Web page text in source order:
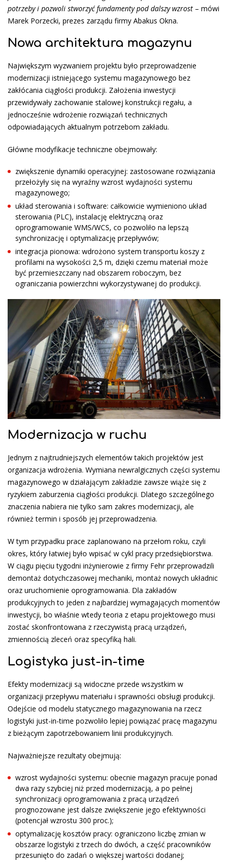
potrzeby i pozwoli stworzyć fundamenty pod dalszy wzrost – mówi
Marek Porzecki, prezes zarządu firmy Abakus Okna.
Nowa architektura magazynu
Największym wyzwaniem projektu było przeprowadzenie
modernizacji istniejącego systemu magazynowego bez
zakłócania ciągłości produkcji. Założenia inwestycji
przewidywały zachowanie stalowej konstrukcji regału, a
jednocześnie wdrożenie rozwiązań technicznych
odpowiadających aktualnym potrzebom zakładu.
Główne modyfikacje techniczne obejmowały:
zwiększenie dynamiki operacyjnej: zastosowane rozwiązania
przełożyły się na wyraźny wzrost wydajności systemu
magazynowego;
układ sterowania i software: całkowicie wymieniono układ
sterowania (PLC), instalację elektryczną oraz
oprogramowanie WMS/WCS, co pozwoliło na lepszą
synchronizację i optymalizację przepływów;
integracja pionowa: wdrożono system transportu koszy z
profilami na wysokości 2,5 m, dzięki czemu materiał może
być przemieszczany nad obszarem roboczym, bez
ograniczania powierzchni wykorzystywanej do produkcji.
Modernizacja w ruchu
Jednym z najtrudniejszych elementów takich projektów jest
organizacja wdrożenia. Wymiana newralgicznych części systemu
magazynowego w działającym zakładzie zawsze wiąże się z
ryzykiem zaburzenia ciągłości produkcji. Dlatego szczególnego
znaczenia nabiera nie tylko sam zakres modernizacji, ale
również termin i sposób jej przeprowadzenia.
W tym przypadku prace zaplanowano na przełom roku, czyli
okres, który łatwiej było wpisać w cykl pracy przedsiębiorstwa.
W ciągu pięciu tygodni inżynierowie z firmy Fehr przeprowadzili
demontaż dotychczasowej mechaniki, montaż nowych układnic
oraz uruchomienie oprogramowania. Dla zakładów
produkcyjnych to jeden z najbardziej wymagających momentów
inwestycji, bo właśnie wtedy teoria z etapu projektowego musi
zostać skonfrontowana z rzeczywistą pracą urządzeń,
zmiennością zleceń oraz specyfiką hali.
Logistyka just-in-time
Efekty modernizacji są widoczne przede wszystkim w
organizacji przepływu materiału i sprawności obsługi produkcji.
Odejście od modelu statycznego magazynowania na rzecz
logistyki just-in-time pozwoliło lepiej powiązać pracę magazynu
z bieżącym zapotrzebowaniem linii produkcyjnych.
Najważniejsze rezultaty obejmują:
wzrost wydajności systemu: obecnie magazyn pracuje ponad
dwa razy szybciej niż przed modernizacją, a po pełnej
synchronizacji oprogramowania z pracą urządzeń
prognozowane jest dalsze zwiększenie jego efektywności
(potencjał wzrostu 300 proc.);
optymalizację kosztów pracy: ograniczono liczbę zmian w
obszarze logistyki z trzech do dwóch, a część pracowników
przesunięto do zadań o większej wartości dodanej;